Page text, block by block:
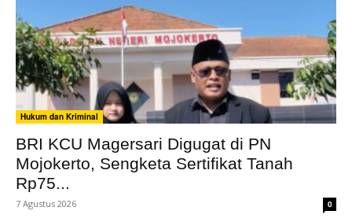
Hukum dan Kriminal
BRI KCU Magersari Digugat di PN
Mojokerto, Sengketa Sertifikat Tanah
Rp75...
7 Agustus 2026 0